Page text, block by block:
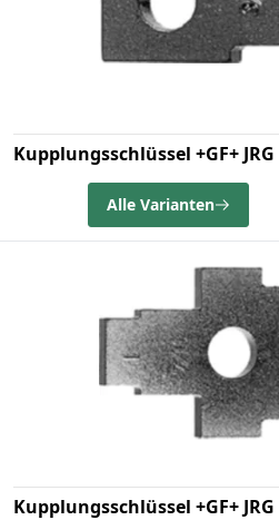
Kupplungsschlüssel +GF+ JRG
Alle Varianten
Kupplungsschlüssel +GF+ JRG